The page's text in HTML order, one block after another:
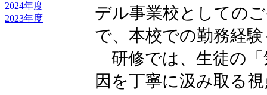
2024年度
2023年度
デル事業校としての
で、本校での勤務経
研修では、生徒の「
因を丁寧に汲み取る